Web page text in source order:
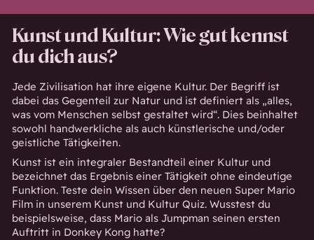
Kunst und Kultur: Wie gut kennst
du dich aus?
Jede Zivilisation hat ihre eigene Kultur. Der Begriff ist
dabei das Gegenteil zur Natur und ist definiert als „alles,
was vom Menschen selbst gestaltet wird“. Dies beinhaltet
sowohl handwerkliche als auch künstlerische und/oder
geistliche Tätigkeiten.
Kunst ist ein integraler Bestandteil einer Kultur und
bezeichnet das Ergebnis einer Tätigkeit ohne eindeutige
Funktion. Teste dein Wissen über den neuen Super Mario
Film in unserem Kunst und Kultur Quiz. Wusstest du
beispielsweise, dass Mario als Jumpman seinen ersten
Auftritt in Donkey Kong hatte?